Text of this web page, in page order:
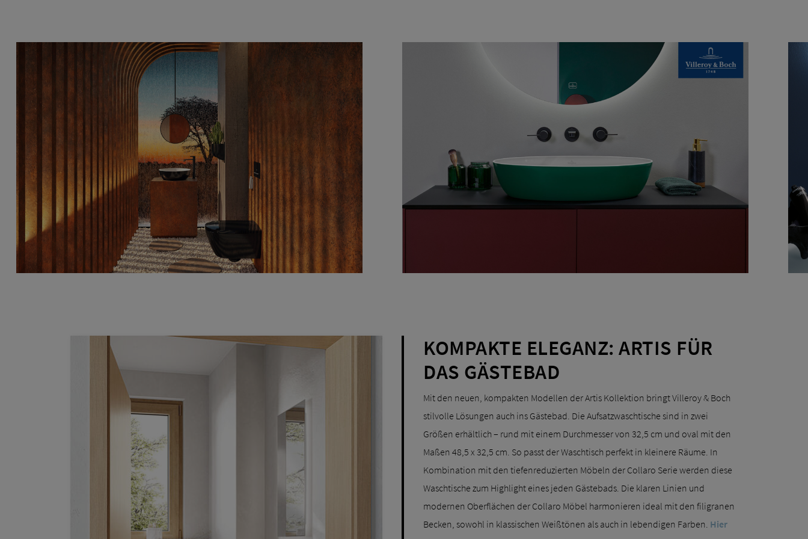
KOMPAKTE ELEGANZ: ARTIS FÜR
DAS GÄSTEBAD
Mit den neuen, kompakten Modellen der Artis Kollektion bringt Villeroy & Boch
stilvolle Lösungen auch ins Gästebad. Die Aufsatzwaschtische sind in zwei
Größen erhältlich – rund mit einem Durchmesser von 32,5 cm und oval mit den
Maßen 48,5 x 32,5 cm. So passt der Waschtisch perfekt in kleinere Räume. In
Kombination mit den tiefenreduzierten Möbeln der Collaro Serie werden diese
Waschtische zum Highlight eines jeden Gästebads. Die klaren Linien und
modernen Oberflächen der Collaro Möbel harmonieren ideal mit den filigranen
Becken, sowohl in klassischen Weißtönen als auch in lebendigen Farben. Hier